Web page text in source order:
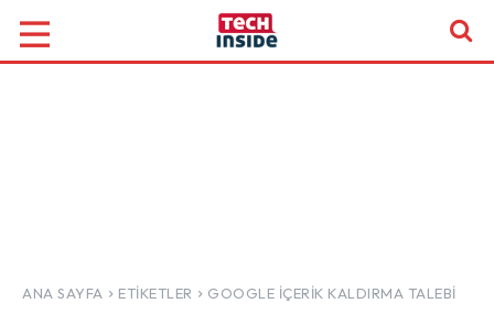
ANA SAYFA ETIKETLER GOOGLE IÇERIK KALDIRMA TALEBI